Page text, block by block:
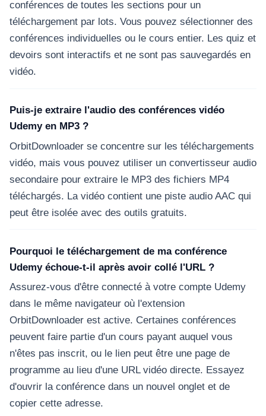
conférences de toutes les sections pour un
téléchargement par lots. Vous pouvez sélectionner des
conférences individuelles ou le cours entier. Les quiz et
devoirs sont interactifs et ne sont pas sauvegardés en
vidéo.
Puis-je extraire l'audio des conférences vidéo
Udemy en MP3 ?
OrbitDownloader se concentre sur les téléchargements
vidéo, mais vous pouvez utiliser un convertisseur audio
secondaire pour extraire le MP3 des fichiers MP4
téléchargés. La vidéo contient une piste audio AAC qui
peut être isolée avec des outils gratuits.
Pourquoi le téléchargement de ma conférence
Udemy échoue-t-il après avoir collé l'URL ?
Assurez-vous d'être connecté à votre compte Udemy
dans le même navigateur où l'extension
OrbitDownloader est active. Certaines conférences
peuvent faire partie d'un cours payant auquel vous
n'êtes pas inscrit, ou le lien peut être une page de
programme au lieu d'une URL vidéo directe. Essayez
d'ouvrir la conférence dans un nouvel onglet et de
copier cette adresse.